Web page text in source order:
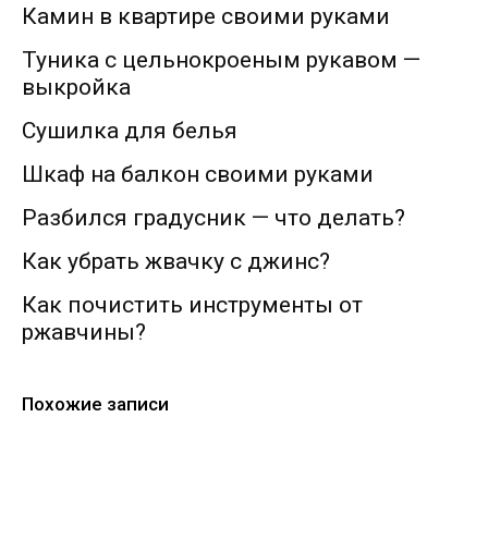
Камин в квартире своими руками
Туника с цельнокроеным рукавом —
выкройка
Сушилка для белья
Шкаф на балкон своими руками
Разбился градусник — что делать?
Как убрать жвачку с джинс?
Как почистить инструменты от
ржавчины?
Похожие записи